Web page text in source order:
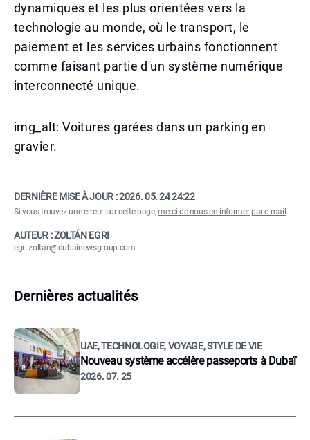
dynamiques et les plus orientées vers la
technologie au monde, où le transport, le
paiement et les services urbains fonctionnent
comme faisant partie d'un système numérique
interconnecté unique.
img_alt: Voitures garées dans un parking en
gravier.
DERNIÈRE MISE À JOUR :2026. 05. 24 24:22
Si vous trouvez une erreur sur cette page,merci de nous en informer par e-mail .
AUTEUR : ZOLTÁN EGRI
egri.zoltan@dubainewsgroup.com
Dernières actualités
UAE, TECHNOLOGIE, VOYAGE, STYLE DE VIE
Nouveau système accélère passeports à Dubaï
2026. 07. 25